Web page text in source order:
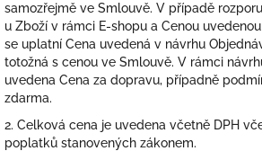
samozřejmě ve Smlouvě. V případě
u Zboží v rámci E-shopu a Cenou
se uplatní Cena uvedená v návrhu
totožná s cenou ve Smlouvě. V rámci
uvedena Cena za dopravu, případně
zdarma.
2. Celková cena je uvedena včetně DPH
poplatků stanovených zákonem.